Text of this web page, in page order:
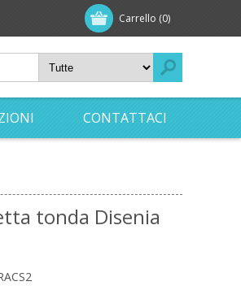
Carrello (0)
CONTATTACI
tonda Disenia